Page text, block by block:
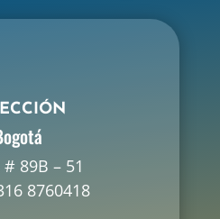
# 89B – 51
8760418